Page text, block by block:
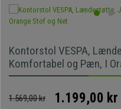
Kontorstol VESPA,
Komfortabel og Pæn, I
1.569,00 kr 1.199,00 kr